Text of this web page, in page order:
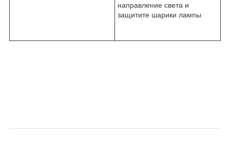
направление света и
защитите шарики лампы